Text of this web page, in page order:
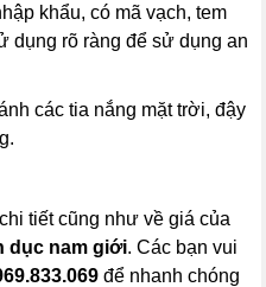
khẩu, có mã vạch, tem
dụng rõ ràng để sử dụng an
các tia nắng mặt trời, đậy
tiết cũng như về giá của
dục nam giới. Các bạn vui
để nhanh chóng